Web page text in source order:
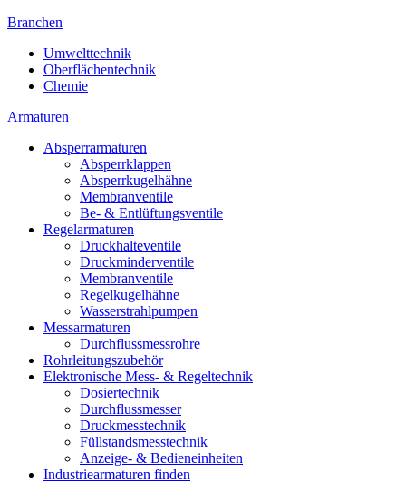
Branchen
Umwelttechnik
Oberflächentechnik
Chemie
Armaturen
Absperrarmaturen
Absperrklappen
Absperrkugelhähne
Membranventile
Be- & Entlüftungsventile
Regelarmaturen
Druckhalteventile
Druckminderventile
Membranventile
Regelkugelhähne
Wasserstrahlpumpen
Messarmaturen
Durchflussmessrohre
Rohrleitungszubehör
Elektronische Mess- & Regeltechnik
Dosiertechnik
Durchflussmesser
Druckmesstechnik
Füllstandsmesstechnik
Anzeige- & Bedieneinheiten
Industriearmaturen finden